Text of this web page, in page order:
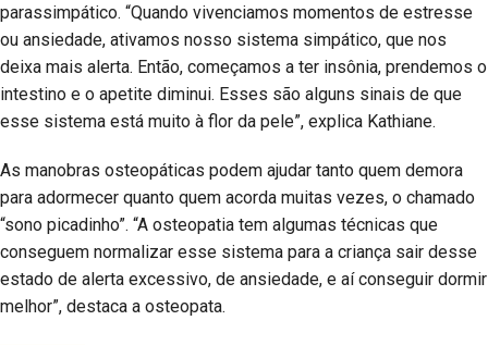
parassimpático. “Quando vivenciamos momentos de estresse
ou ansiedade, ativamos nosso sistema simpático, que nos
deixa mais alerta. Então, começamos a ter insônia, prendemos o
intestino e o apetite diminui. Esses são alguns sinais de que
esse sistema está muito à flor da pele”, explica Kathiane.
As manobras osteopáticas podem ajudar tanto quem demora
para adormecer quanto quem acorda muitas vezes, o chamado
“sono picadinho”. “A osteopatia tem algumas técnicas que
conseguem normalizar esse sistema para a criança sair desse
estado de alerta excessivo, de ansiedade, e aí conseguir dormir
melhor”, destaca a osteopata.